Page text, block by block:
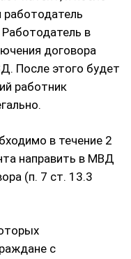
работодатель
в
договора
После этого будет
работник
в течение 2
направить в МВД
(п. 7 ст. 13.3
с